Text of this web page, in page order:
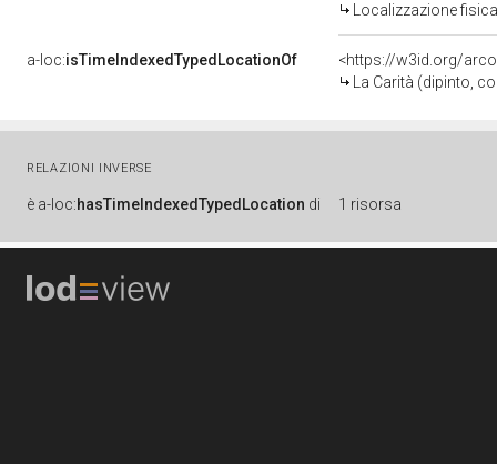
Localizzazione
a-loc:isTimeIndexedTypedLocationOf
<https://w3id.org/
La Carità (dipinto,
RELAZIONI INVERSE
è a-loc:hasTimeIndexedTypedLocation di 1 risorsa